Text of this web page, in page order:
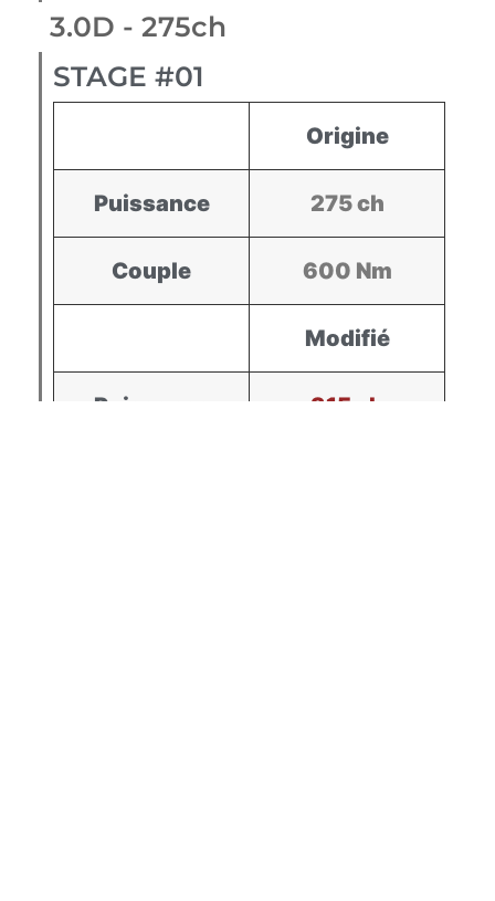
3.0D - 275ch
STAGE #01
Origine
Puissance 275 ch
Couple 600 Nm
Modifié
Puissance 315 ch